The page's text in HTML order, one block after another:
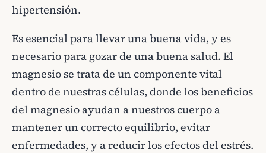
hipertensión.
Es esencial para llevar una buena vida, y es
necesario para gozar de una buena salud. El
magnesio se trata de un componente vital
dentro de nuestras células, donde los beneficios
del magnesio ayudan a nuestros cuerpo a
mantener un correcto equilibrio, evitar
enfermedades, y a reducir los efectos del estrés.